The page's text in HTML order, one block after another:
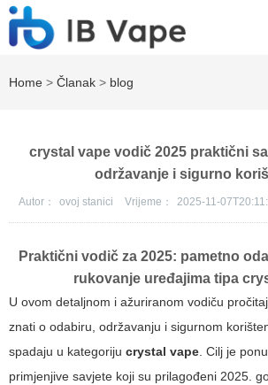
Home > Članak > blog
crystal vape vodič 2025 praktični
održavanje i sigurno
Autor： ovoj stanici Vrijeme： 2025-11-
Praktični vodič za 2025: pametno
rukovanje uređajima tipa
U ovom detaljnom i ažuriranom vodiču
znati o odabiru, održavanju i sigurnom
spadaju u kategoriju crystal vape. Cilj je
primjenjive savjete koji su prilagođeni 2025.